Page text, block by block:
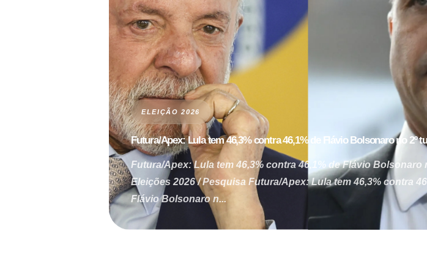
ELEIÇÃO 2026
Futura/Apex: Lula tem 46,3% contra 46,1% de Flávio Bolsonaro no 2º
Futura/Apex: Lula tem 46,3% contra 46,1% de Flávio Bolsonaro
Eleições 2026 / Pesquisa Futura/Apex: Lula tem 46,3% contra
Flávio Bolsonaro n...